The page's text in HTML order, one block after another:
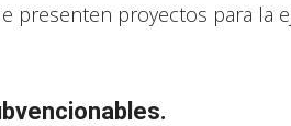
presenten proyectos para la